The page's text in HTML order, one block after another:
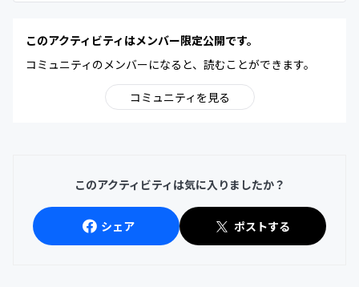
このアクティビティはメンバー限定公開です。
コミュニティのメンバーになると、読むことができます。
コミュニティを見る
このアクティビティは気に入りましたか？
シェア ポストする